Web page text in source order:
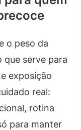
o peso da
que serve para
exposição
real:
rotina
para manter